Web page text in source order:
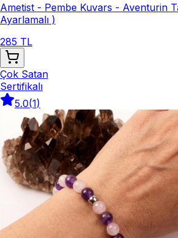
Ametist - Pembe Kuvars - Aventurin
Ayarlamalı )
285 TL
Çok Satan
Sertifikalı
5.0(1)